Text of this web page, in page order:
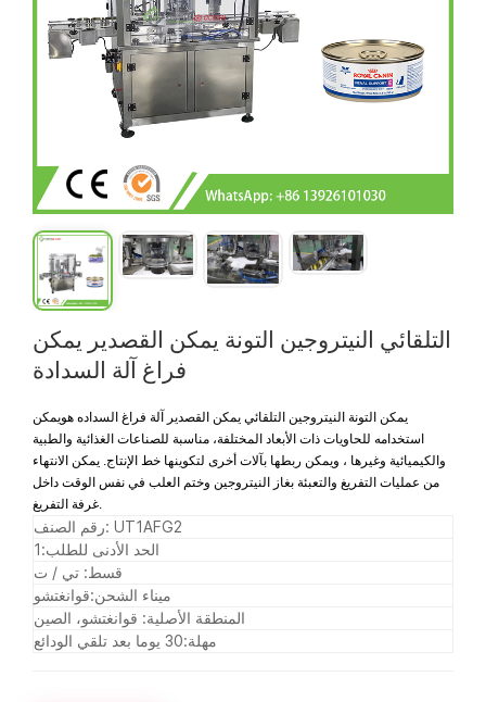
التلقائي النيتروجين التونة يمكن القصدير يمكن
فراغ آلة السدادة
يمكن التونة النيتروجين التلقائي يمكن القصدير آلة فراغ السداده هويمكن
استخدامه للحاويات ذات الأبعاد المختلفة، مناسبة للصناعات الغذائية والطبية
والكيميائية وغيرها ، ويمكن ربطها بآلات أخرى لتكوينها خط الإنتاج. يمكن الانتهاء
من عمليات التفريغ والتعبئة بغاز النيتروجين وختم العلب في نفس الوقت داخل
رقم الصنف: UT1AFG2
الحد الأدنى للطلب:1
قسط: تي / ت
ميناء الشحن:قوانغتشو
المنطقة الأصلية: قوانغتشو، الصين
مهلة:30 يوما بعد تلقي الودائع